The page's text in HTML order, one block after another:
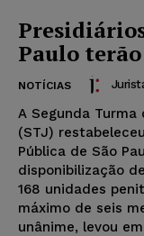
Paulo
NOTÍCIAS
A Segunda
(STJ)
Pública de São
disponibilização
168 unidades
máximo de seis
unânime, levou